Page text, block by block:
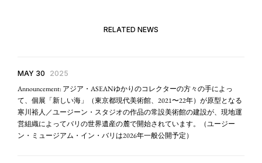
RELATED NEWS
MAY 30 2025
Announcement: アジア・ASEANゆかりのコレクターの方々の手によっ
て、個展「新しい海」（東京都現代美術館、2021〜22年）が原型となる
寒川裕人／ユージーン・スタジオの作品の常設美術館の建設が、現地運
営組織によってバリの世界遺産の麓で開始されています。（ユージー
ン・ミュージアム・イン・バリは2026年一般公開予定）